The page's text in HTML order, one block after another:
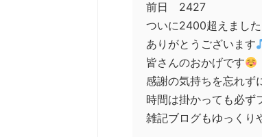
前日 2427
ついに2400超えまし
ありがとうございます
皆さんのおかげです
感謝の気持ちを忘れず
時間は掛かっても必ず
雑記ブログもゆっくり